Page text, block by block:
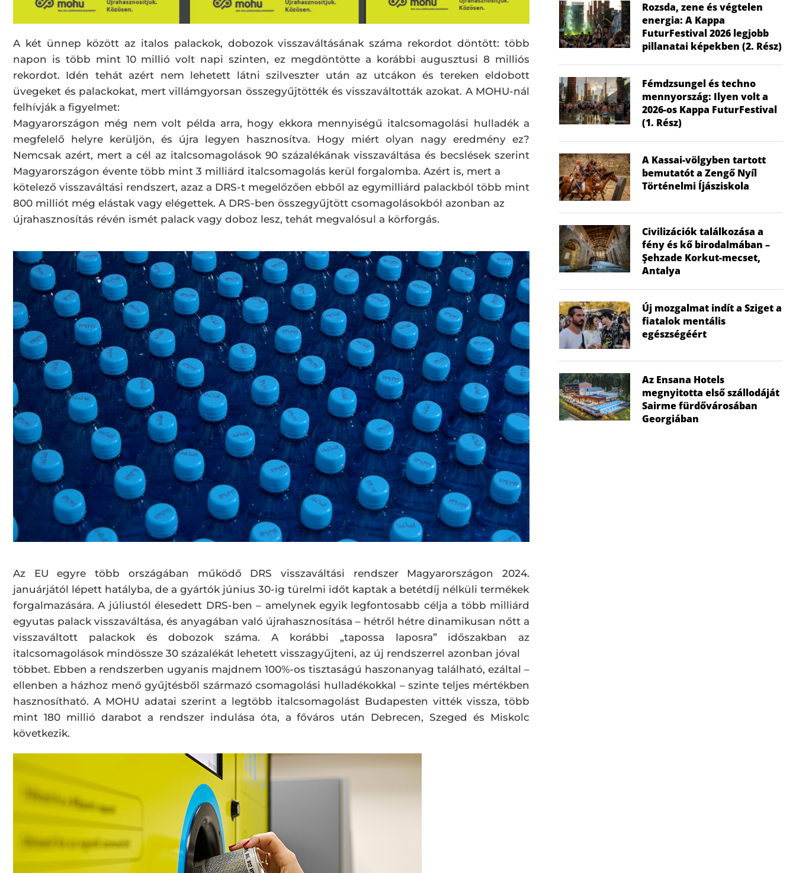
A két ünnep között az italos palackok, dobozok visszaváltásának száma rekordot döntött: több
napon is több mint 10 millió volt napi szinten, ez megdöntötte a korábbi augusztusi 8 milliós
rekordot. Idén tehát azért nem lehetett látni szilveszter után az utcákon és tereken eldobott
üvegeket és palackokat, mert villámgyorsan összegyűjtötték és visszaváltották azokat. A MOHU-nál
felhívják a figyelmet:
Magyarországon még nem volt példa arra, hogy ekkora mennyiségű italcsomagolási hulladék a
megfelelő helyre kerüljön, és újra legyen hasznosítva. Hogy miért olyan nagy eredmény ez?
Nemcsak azért, mert a cél az italcsomagolások 90 százalékának visszaváltása és becslések szerint
Magyarországon évente több mint 3 milliárd italcsomagolás kerül forgalomba. Azért is, mert a
kötelező visszaváltási rendszert, azaz a DRS-t megelőzően ebből az egymilliárd palackból több mint
800 milliót még elástak vagy elégettek. A DRS-ben összegyűjtött csomagolásokból azonban az
újrahasznosítás révén ismét palack vagy doboz lesz, tehát megvalósul a körforgás.
Az EU egyre több országában működő DRS visszaváltási rendszer Magyarországon 2024.
januárjától lépett hatályba, de a gyártók június 30-ig türelmi időt kaptak a betétdíj nélküli termékek
forgalmazására. A júliustól élesedett DRS-ben – amelynek egyik legfontosabb célja a több milliárd
egyutas palack visszaváltása, és anyagában való újrahasznosítása – hétről hétre dinamikusan nőtt a
visszaváltott palackok és dobozok száma. A korábbi „tapossa laposra” időszakban az
italcsomagolások mindössze 30 százalékát lehetett visszagyűjteni, az új rendszerrel azonban jóval
többet. Ebben a rendszerben ugyanis majdnem 100%-os tisztaságú haszonanyag található, ezáltal –
ellenben a házhoz menő gyűjtésből származó csomagolási hulladékokkal – szinte teljes mértékben
hasznosítható. A MOHU adatai szerint a legtöbb italcsomagolást Budapesten vitték vissza, több
mint 180 millió darabot a rendszer indulása óta, a főváros után Debrecen, Szeged és Miskolc
következik.
Rozsda, zene és végtelen
energia: A Kappa
FuturFestival 2026 legjobb
pillanatai képekben (2. Rész)
Fémdzsungel és techno
mennyország: Ilyen volt a
2026-os Kappa FuturFestival
(1. Rész)
A Kassai-völgyben tartott
bemutatót a Zengő Nyíl
Történelmi Íjásziskola
Civilizációk találkozása a
fény és kő birodalmában –
Şehzade Korkut-mecset,
Antalya
Új mozgalmat indít a Sziget a
fiatalok mentális
egészségéért
Az Ensana Hotels
megnyitotta első szállodáját
Sairme fürdővárosában
Georgiában